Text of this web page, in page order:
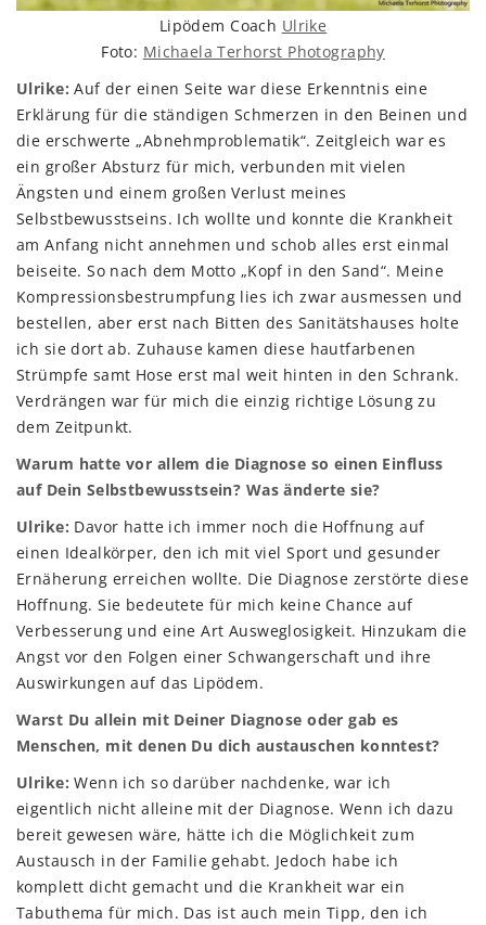
Lipödem Coach Ulrike
Foto: Michaela Terhorst Photography
Ulrike: Auf der einen Seite war diese Erkenntnis eine
Erklärung für die ständigen Schmerzen in den Beinen und
die erschwerte „Abnehmproblematik“. Zeitgleich war es
ein großer Absturz für mich, verbunden mit vielen
Ängsten und einem großen Verlust meines
Selbstbewusstseins. Ich wollte und konnte die Krankheit
am Anfang nicht annehmen und schob alles erst einmal
beiseite. So nach dem Motto „Kopf in den Sand“. Meine
Kompressionsbestrumpfung lies ich zwar ausmessen und
bestellen, aber erst nach Bitten des Sanitätshauses holte
ich sie dort ab. Zuhause kamen diese hautfarbenen
Strümpfe samt Hose erst mal weit hinten in den Schrank.
Verdrängen war für mich die einzig richtige Lösung zu
dem Zeitpunkt.
Warum hatte vor allem die Diagnose so einen Einfluss
auf Dein Selbstbewusstsein? Was änderte sie?
Ulrike: Davor hatte ich immer noch die Hoffnung auf
einen Idealkörper, den ich mit viel Sport und gesunder
Ernäherung erreichen wollte. Die Diagnose zerstörte diese
Hoffnung. Sie bedeutete für mich keine Chance auf
Verbesserung und eine Art Ausweglosigkeit. Hinzukam die
Angst vor den Folgen einer Schwangerschaft und ihre
Auswirkungen auf das Lipödem.
Warst Du allein mit Deiner Diagnose oder gab es
Menschen, mit denen Du dich austauschen konntest?
Ulrike: Wenn ich so darüber nachdenke, war ich
eigentlich nicht alleine mit der Diagnose. Wenn ich dazu
bereit gewesen wäre, hätte ich die Möglichkeit zum
Austausch in der Familie gehabt. Jedoch habe ich
komplett dicht gemacht und die Krankheit war ein
Tabuthema für mich. Das ist auch mein Tipp, den ich